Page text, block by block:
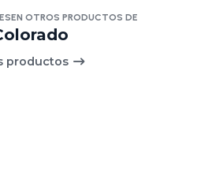
OTROS PRODUCTOS DE
productos